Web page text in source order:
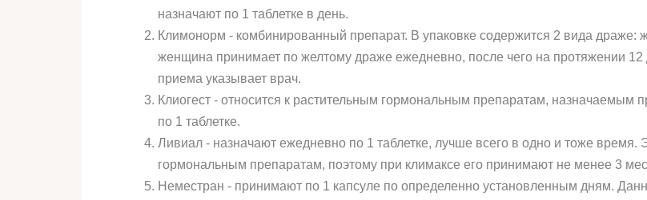
назначают по 1 таблетке в день.
Климонорм - комбинированный препарат. В упаковке содержится 2 вида драже:
женщина принимает по желтому драже ежедневно, после чего на протяжении 12
приема указывает врач.
Клиогест - относится к растительным гормональным препаратам,
по 1 таблетке.
Ливиал - назначают ежедневно по 1 таблетке, лучше всего в одно и тоже время.
гормональным препаратам, поэтому при климаксе его принимают не менее 3
Неместран - принимают по 1 капсуле по определенно установленным дням.